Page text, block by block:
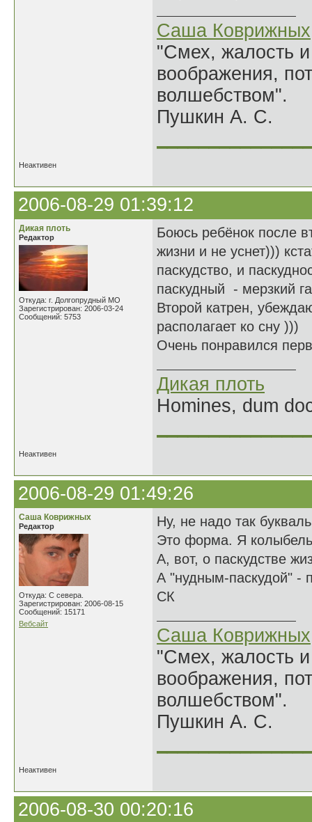
Саша Коврижных
"Смех, жалость
воображения,
волшебством".
Пушкин А. С.
Неактивен
2006-08-29 01:39:12
Дикая плоть
Редактор
Откуда: г. Долгопрудный МО
Зарегистрирован: 2006-03-24
Сообщений: 5753
Боюсь ребёнок после
жизни и не уснет)))
паскудство, и
паскудный - мерзкий
Второй катрен,
располагает ко сну )))
Очень понравился
Дикая плоть
Homines, dum
Неактивен
2006-08-29 01:49:26
Саша Коврижных
Редактор
Откуда: С севера.
Зарегистрирован: 2006-08-15
Сообщений: 15171
Вебсайт
Ну, не надо так
Это форма. Я
А, вот, о паскудстве
А "нудным-паскудой" -
СК
Саша Коврижных
"Смех, жалость
воображения,
волшебством".
Пушкин А. С.
Неактивен
2006-08-30 00:20:16